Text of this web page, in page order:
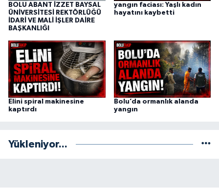
BOLU ABANT İZZET BAYSAL
ÜNİVERSİTESİ REKTÖRLÜĞÜ
İDARİ VE MALİ İŞLER DAİRE
BAŞKANLIĞI
yangın faciası: Yaşlı kadın
hayatını kaybetti
Elini spiral makinesine
kaptırdı
Bolu’da ormanlık alanda
yangın
Yükleniyor...